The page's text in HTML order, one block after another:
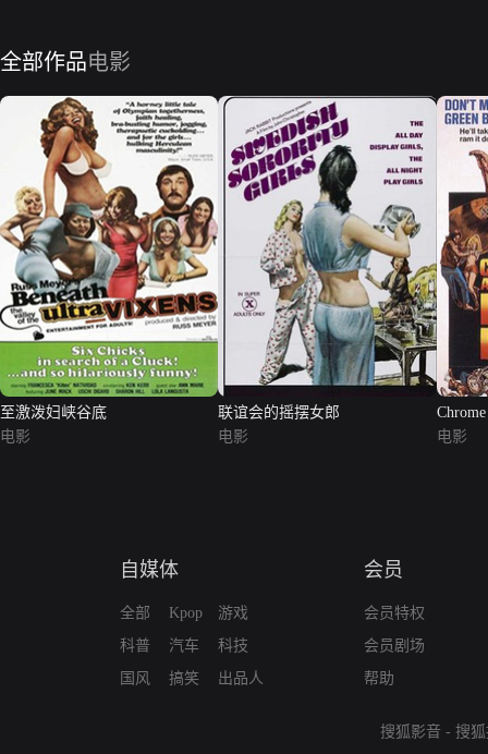
全部作品电影
至激泼妇峡谷底
电影
联谊会的摇摆女郎
电影
电影
自媒体
全部
科普
国风
Kpop
汽车
搞笑
游戏
科技
出品人
会员
会员特权
会员剧场
帮助
搜狐影音 - 搜